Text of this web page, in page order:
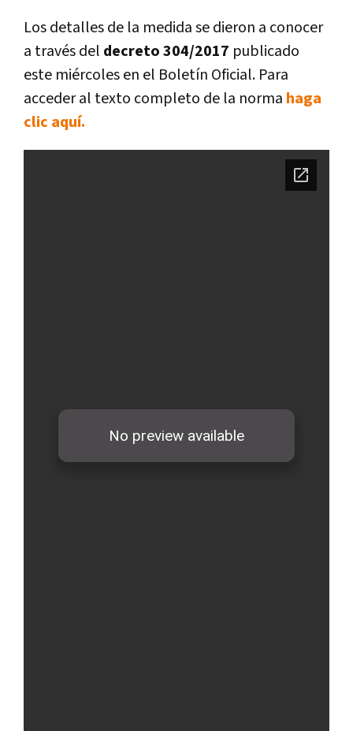
Los detalles de la medida se dieron a conocer
a través del decreto 304/2017 publicado
este miércoles en el Boletín Oficial. Para
acceder al texto completo de la norma haga
clic aquí.